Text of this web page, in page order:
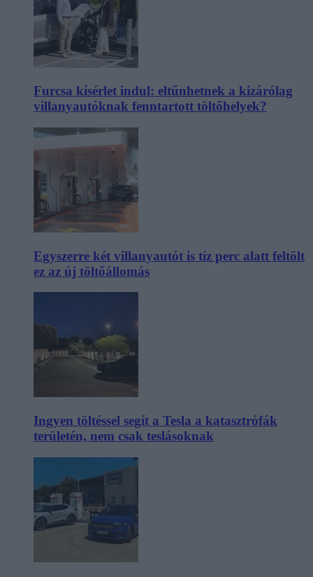
Furcsa kísérlet indul: eltűnhetnek a kizárólag
villanyautóknak fenntartott töltőhelyek?
Egyszerre két villanyautót is tíz perc alatt feltölt
ez az új töltőállomás
Ingyen töltéssel segít a Tesla a katasztrófák
területén, nem csak teslásoknak